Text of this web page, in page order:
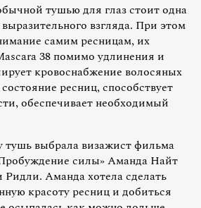
тушью для глаз стоит одна
взгляда. При этом
самим ресницам, их
38 помимо удлинения и
кровоснабжение волосяных
ресниц, способствует
обеспечивает необходимый
тушь выбрала визажист фильма
силы» Аманда Найт
Аманда хотела сделать
красоту ресниц и добиться